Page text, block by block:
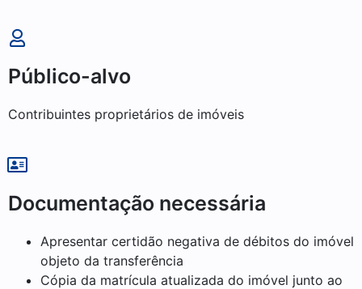
Público-alvo
Contribuintes proprietários de imóveis
Documentação necessária
Apresentar certidão negativa de débitos do imóvel
objeto da transferência
Cópia da matrícula atualizada do imóvel junto ao